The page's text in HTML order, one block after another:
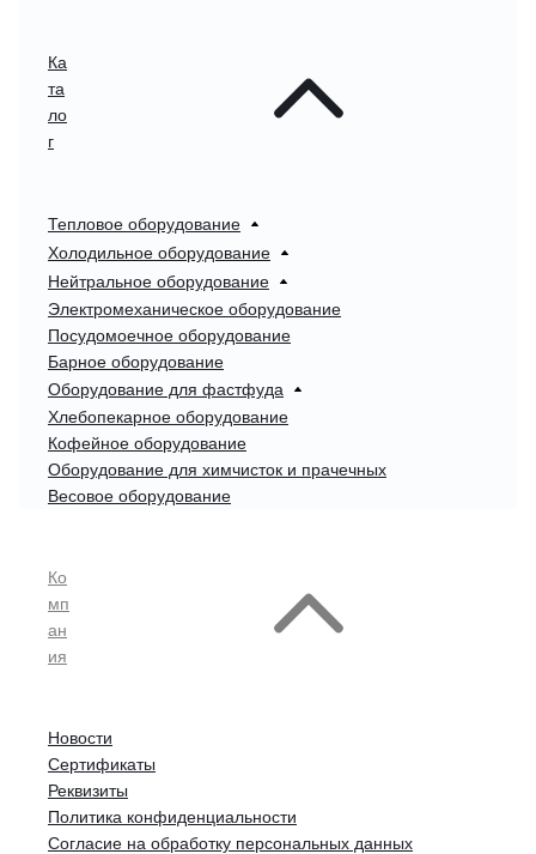
Ка
та
ло
г
Тепловое оборудование
Холодильное оборудование
Нейтральное оборудование
Электромеханическое оборудование
Посудомоечное оборудование
Барное оборудование
Оборудование для фастфуда
Хлебопекарное оборудование
Кофейное оборудование
Оборудование для химчисток и прачечных
Весовое оборудование
Ко
мп
ан
ия
Новости
Сертификаты
Реквизиты
Политика конфиденциальности
Согласие на обработку персональных данных